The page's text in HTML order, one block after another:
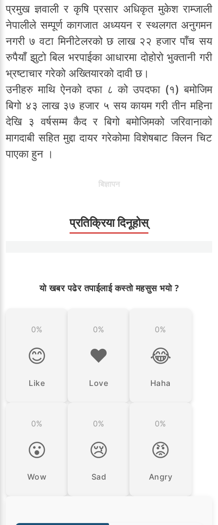
प्रमुख ज्ञवाली र कृषि प्रसार अधिकृत मुकेश राम्जाली
नेपालीले सम्पूर्ण कागजात अध्ययन र स्थलगत अनुगमन
नगरी ७ वटा मिनीटेलरको छ लाख २२ हजार पाँच सय
रुपैयाँ झुटो बिल भरपाईका आधारमा दोहोरो भुक्तानी गरी
भ्रष्टाचार गरेको अख्तियारको दावी छ।
उनीहरु माथि ऐनको दफा ८ को उपदफा (१) बमोजिम
बिगो ४३ लाख ३७ हजार ५ सय कायम गरी तीन महिना
देखि ३ वर्षसम्म कैद र बिगो बमोजिमको जरिवानाको
मागदाबी सहित मुद्दा दायर गरेकोमा विशेषबाट क्लिन चिट
पाएका हुन ।
बिज्ञापन
प्रतिक्रिया दिनूहोस्
यो खबर पढेर तपाईलाई कस्तो महसुस भयो ?
0%
😊
Like
0%
❤️
Love
0%
😂
Haha
0%
😮
Wow
0%
😢
Sad
0%
😡
Angry